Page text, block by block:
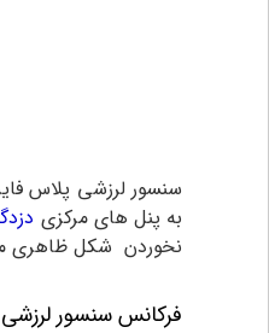
سنسور لرزشی پلاس
به پنل های مرکزی
نخوردن شکل ظاهری
فرکانس سنسور